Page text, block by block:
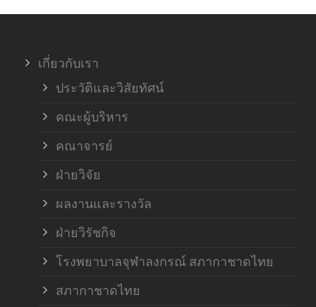
เกี่ยวกับเรา
ประวัติและวิสัยทัศน์
คณะผู้บริหาร
คณาจารย์
ฝ่ายวิจัย
ผลงานและรางวัล
ฝ่ายวิรัชกิจ
โรงพยาบาลจุฬาลงกรณ์ สภากาชาดไทย
สภากาชาดไทย